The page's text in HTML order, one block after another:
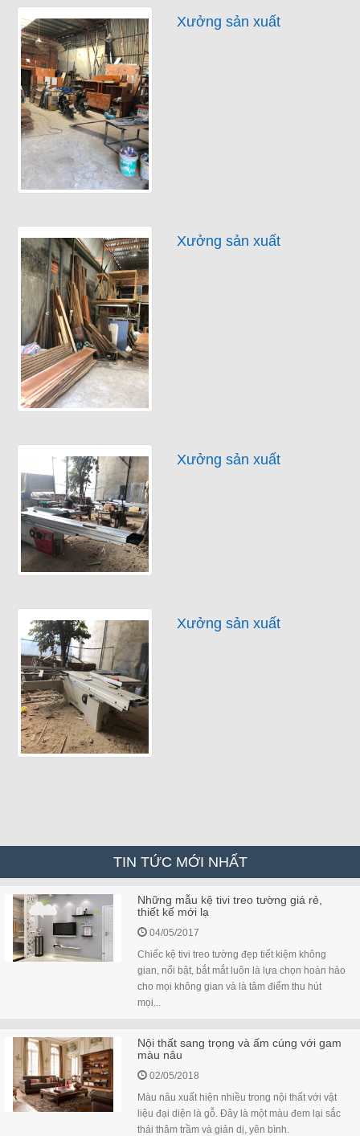
Xưởng sản xuất
Xưởng sản xuất
Xưởng sản xuất
Xưởng sản xuất
TIN TỨC MỚI NHẤT
Những mẫu kệ tivi treo tường giá rẻ,
thiết kế mới lạ
04/05/2017
Chiếc kệ tivi treo tường đẹp tiết kiệm không
gian, nổi bật, bắt mắt luôn là lựa chọn hoàn hảo
cho mọi không gian và là tâm điểm thu hút
mọi...
Nội thất sang trọng và ấm cúng với gam
màu nâu
02/05/2018
Màu nâu xuất hiện nhiều trong nội thất với vật
liệu đại diện là gỗ. Đây là một màu đem lại sắc
thái thâm trầm và giản dị, yên bình.